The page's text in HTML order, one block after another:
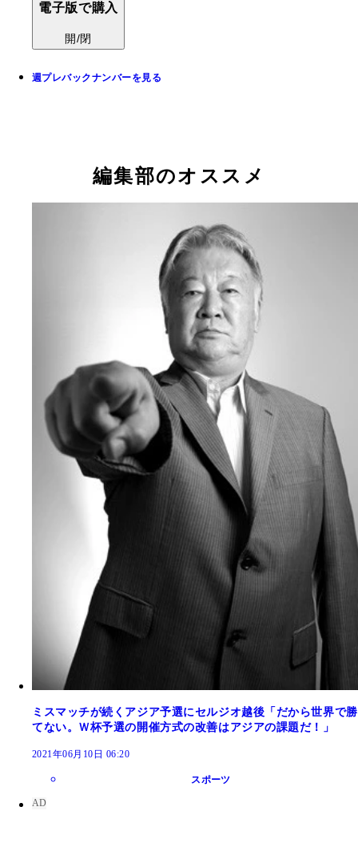
電子版で購入
開/閉
週プレバックナンバーを見る
編集部のオススメ
ミスマッチが続くアジア予選にセルジオ越後「だから世界で勝
てない。Ｗ杯予選の開催方式の改善はアジアの課題だ！」
2021年06月10日 06:20
スポーツ